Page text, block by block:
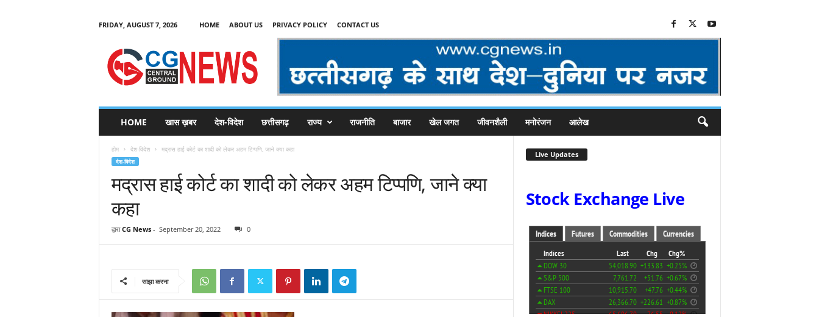
FRIDAY, AUGUST 7, 2026 HOME ABOUT US PRIVACY POLICY CONTACT US
C
HOME खास ख़बर देश-विदेश छत्तीसगढ़ राज्य राजनीति बाजार खेल जगत जीवनशैली मनोरंजन आलेख
होम देश-विदेश मद्रास हाई कोर्ट का शादी को लेकर अहम टिप्पणि, जाने क्या कहा
देश-विदेश
मद्रास हाई कोर्ट का शादी को लेकर अहम टिप्पणि, जाने क्या
कहा
द्वारा CG News- September 20, 2022 0
साझा करना
Live Updates
Stock Exchange Live